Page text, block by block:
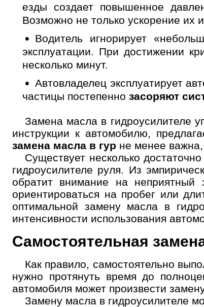
езды создает повышенное
Возможно не только ускорение их
Водитель игнорирует
эксплуатации. При достижении
несколько минут.
Автовладелец эксплуатирует
частицы постепенно засоряют
Замена масла в гидроусилителе
инструкции к автомобилю,
замена масла в гур не менее
Существует несколько
гидроусилителе руля. Из
обратит внимание на
ориентироваться на пробег или
оптимальной замену масла в
интенсивности использования
Самостоятельная
Как правило, самостоятельно
нужно протянуть время до
автомобиля может произвести
Замену масла в гидроусилителе
Выбор
услуги
Выберите одну